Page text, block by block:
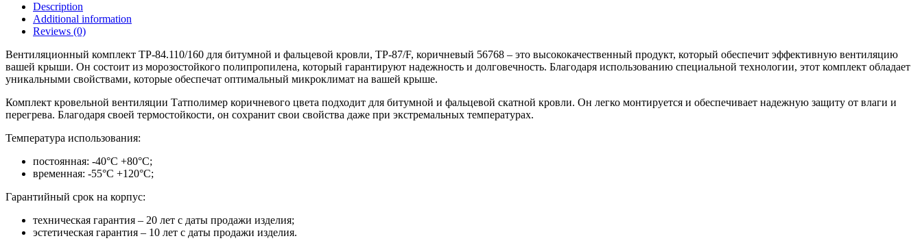
фальцевой
кровли,
87/F,
коричневый
56768
Description
Additional information
Reviews (0)
Вентиляционный комплект TP-84.110/160 для битумной и фальцевой кровли, TP-87/F, коричневый 56768 – это высококачественный продукт, который обеспечит эффективную вентиляцию
вашей крыши. Он состоит из морозостойкого полипропилена, который гарантируют надежность и долговечность. Благодаря использованию специальной технологии, этот комплект обладает
уникальными свойствами, которые обеспечат оптимальный микроклимат на вашей крыше.
Комплект кровельной вентиляции Татполимер коричневого цвета подходит для битумной и фальцевой скатной кровли. Он легко монтируется и обеспечивает надежную защиту от влаги и
перегрева. Благодаря своей термостойкости, он сохранит свои свойства даже при экстремальных температурах.
Температура использования:
постоянная: -40°С +80°С;
временная: -55°С +120°С;
Гарантийный срок на корпус:
техническая гарантия – 20 лет с даты продажи изделия;
эстетическая гарантия – 10 лет с даты продажи изделия.